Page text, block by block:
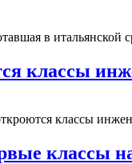
в итальянской
классы
классы
классы